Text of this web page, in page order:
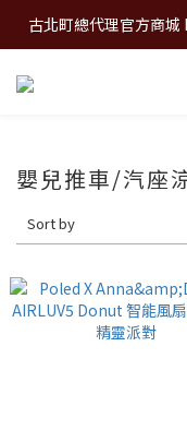
A World of
古北町總代理官方商
A World of
嬰兒推車/汽座
Sort by